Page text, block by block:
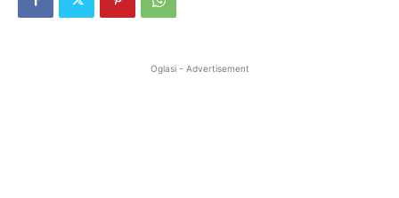
Oglasi - Advertisement